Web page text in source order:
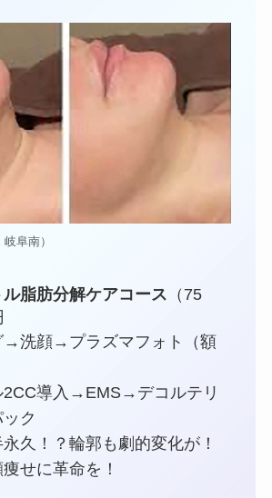
阜南）
ル脂肪分解ケアコース （75
→洗顔→プラズマフォト（額
2CC導入→EMS→デコルテリ
ク
久！？輪郭も劇的変化が！
せに革命を！